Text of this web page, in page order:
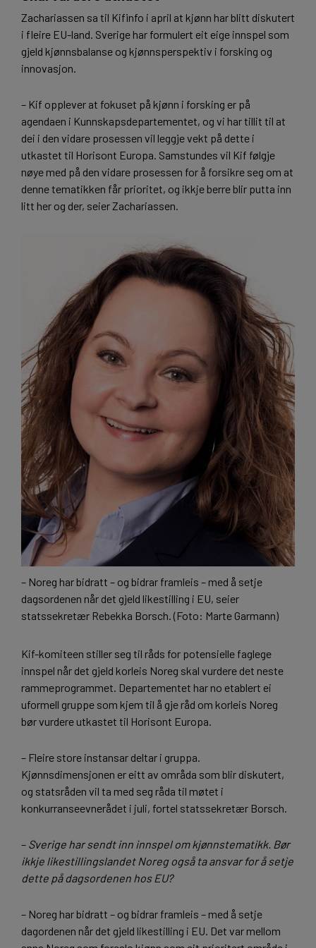
Zachariassen sa til Kifinfo i april at kjønn har blitt diskutert
i fleire EU-land. Sverige har formulert eit eige innspel som
gjeld kjønnsbalanse og kjønnsperspektiv i forsking og
innovasjon.
– Kif opplever at fokuset på kjønn i forsking er på
agendaen i Kunnskapsdepartementet, og vi har tillit til at
dei i den vidare prosessen vil leggje vekt på dette i
utkastet til Horisont Europa. Samstundes vil Kif følgje
nøye med på den vidare prosessen for å forsikre seg om at
denne tematikken får prioritet, og ikkje berre blir putta inn
litt her og der, seier Zachariassen.
– Noreg har bidratt – og bidrar framleis – med å setje
dagsordenen når det gjeld likestilling i EU, seier
statssekretær Rebekka Borsch. (Foto: Marte Garmann)
Kif-komiteen stiller seg til råds for potensielle faglege
innspel når det gjeld korleis Noreg skal vurdere det neste
rammeprogrammet. Departementet har no etablert ei
uformell gruppe som kjem til å gje råd om korleis Noreg
bør vurdere utkastet til Horisont Europa.
– Fleire store instansar deltar i gruppa.
Kjønnsdimensjonen er eitt av områda som blir diskutert,
og statsråden vil ta med seg råda til møtet i
konkurranseevnerådet i juli, fortel statssekretær Borsch.
– Sverige har sendt inn innspel om kjønnstematikk. Bør
ikkje likestillingslandet Noreg også ta ansvar for å setje
dette på dagsordenen hos EU?
– Noreg har bidratt – og bidrar framleis – med å setje
dagordenen når det gjeld likestilling i EU. Det var mellom